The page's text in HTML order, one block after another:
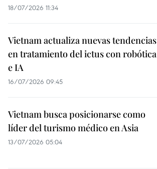
18/07/2026 11:34
Vietnam actualiza nuevas tendencias
en tratamiento del ictus con robótica
e IA
16/07/2026 09:45
Vietnam busca posicionarse como
líder del turismo médico en Asia
13/07/2026 05:04